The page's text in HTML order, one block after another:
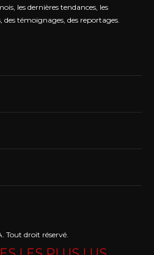
les dernières tendances, les
des témoignages, des reportages.
Tout droit réservé.